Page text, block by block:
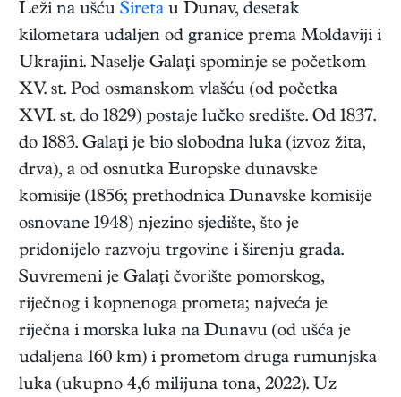
Leži na ušću Sireta u Dunav, desetak
kilometara udaljen od granice prema Moldaviji i
Ukrajini. Naselje Galaţi spominje se početkom
XV. st. Pod osmanskom vlašću (od početka
XVI. st. do 1829) postaje lučko središte. Od 1837.
do 1883. Galaţi je bio slobodna luka (izvoz žita,
drva), a od osnutka Europske dunavske
komisije (1856; prethodnica Dunavske komisije
osnovane 1948) njezino sjedište, što je
pridonijelo razvoju trgovine i širenju grada.
Suvremeni je Galaţi čvorište pomorskog,
riječnog i kopnenoga prometa; najveća je
riječna i morska luka na Dunavu (od ušća je
udaljena 160 km) i prometom druga rumunjska
luka (ukupno 4,6 milijuna tona, 2022). Uz